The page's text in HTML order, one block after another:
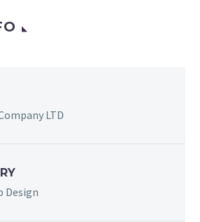
LTD
Design